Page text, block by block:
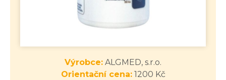
Výrobce: ALGMED, s.r.o.
Orientační cena:1200 Kč